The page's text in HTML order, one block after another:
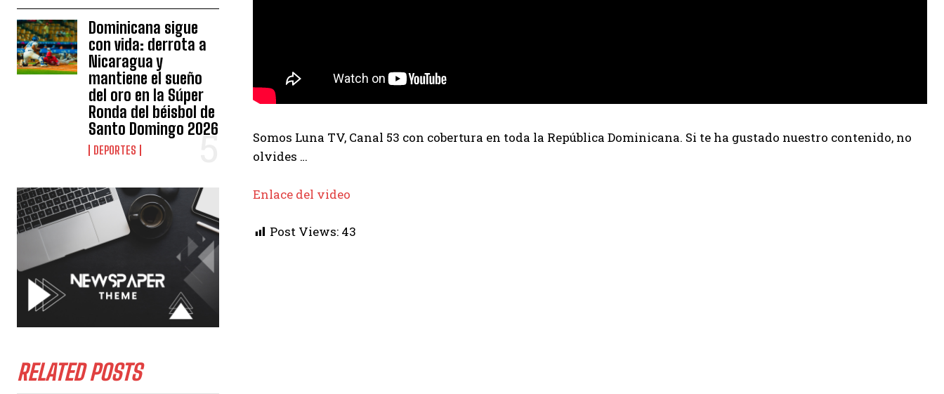
Dominicana sigue
con vida: derrota a
Nicaragua y
mantiene el sueño
del oro en la Súper
Ronda del béisbol de
Santo Domingo 2026
DEPORTES
RELATED POSTS
Somos Luna TV, Canal 53 con cobertura en toda la República Dominicana. Si te ha gustado nuestro contenido, no
olvides …
Enlace del video
Post Views: 43